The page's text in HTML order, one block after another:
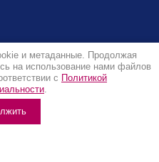
и метаданные. Продолжая
на использование нами файлов
с Политикой
.